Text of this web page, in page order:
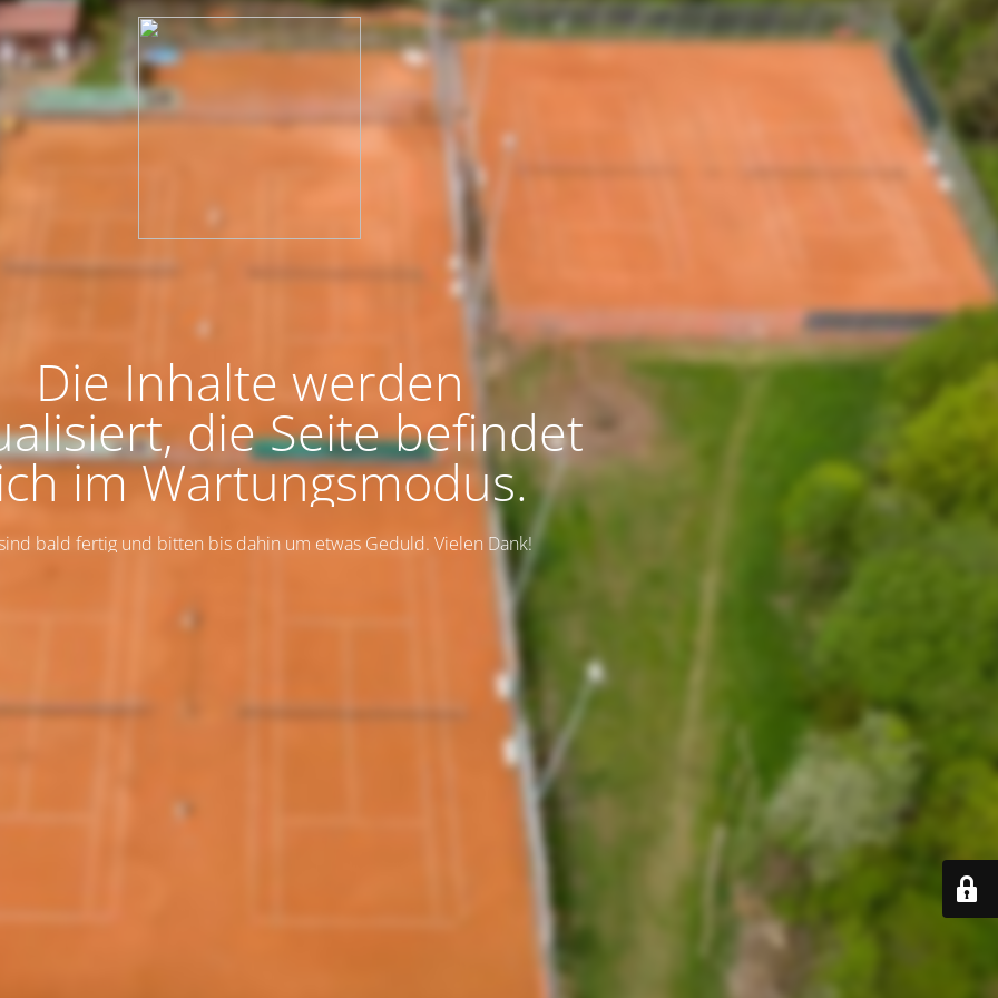
Die Inhalte werden
die Seite befindet
im Wartungsmodus.
bald fertig und bitten bis dahin um etwas Geduld. Vielen Dank!